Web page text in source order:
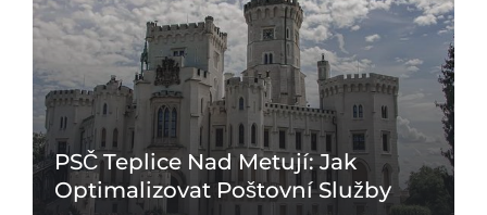
PSČ Teplice Nad Metují: Jak
Optimalizovat Poštovní Služby